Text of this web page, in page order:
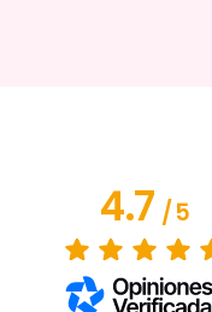
4.7/5